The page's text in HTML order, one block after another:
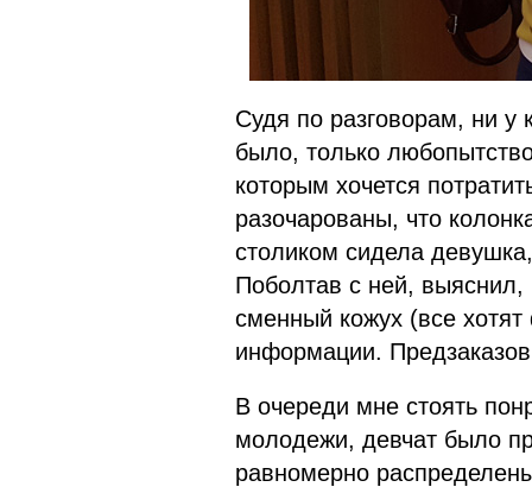
Судя по разговорам, ни у
было, только
которым хочется
разочарованы, что
столиком сидела
Поболтав с ней, выяснил,
сменный кожух (все
информации.
В очереди мне стоять
молодежи, девчат было
равномерно